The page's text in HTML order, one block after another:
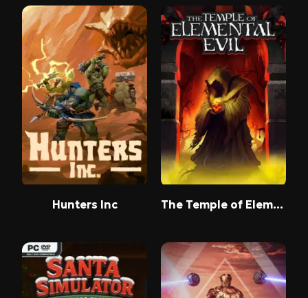
Hunters Inc The Temple of Elemental Evil